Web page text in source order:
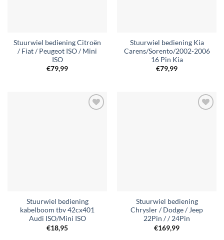
Stuurwiel bediening Citroën
/ Fiat / Peugeot ISO / Mini
ISO
€79,99
Stuurwiel bediening Kia
Carens/Sorento/2002-2006
16 Pin Kia
€79,99
Stuurwiel bediening
kabelboom tbv 42cx401
Audi ISO/Mini ISO
€18,95
Stuurwiel bediening
Chrysler / Dodge / Jeep
22Pin / / 24Pin
€169,99